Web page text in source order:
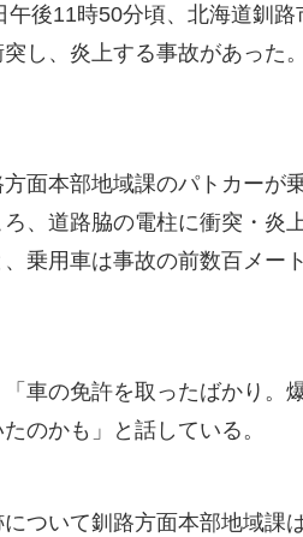
午後11時50分頃、北海道釧
し、炎上する事故があった
方面本部地域課のパトカー
、道路脇の電柱に衝突・炎
乗用車は事故の前数百メー
車の免許を取ったばかり。
のかも」と話している。
ついて釧路方面本部地域課